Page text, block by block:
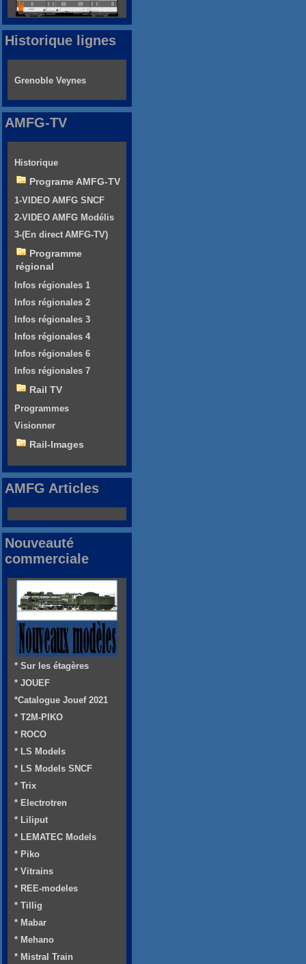
Historique lignes
Grenoble Veynes
AMFG-TV
Historique
Programe AMFG-TV
1-VIDEO AMFG SNCF
2-VIDEO AMFG Modélis
3-(En direct AMFG-TV)
Programme
régional
Infos régionales 1
Infos régionales 2
Infos régionales 3
Infos régionales 4
Infos régionales 6
Infos régionales 7
Rail TV
Programmes
Visionner
Rail-Images
AMFG Articles
Nouveauté
commerciale
* Sur les étagères
* JOUEF
*Catalogue Jouef 2021
* T2M-PIKO
* ROCO
* LS Models
* LS Models SNCF
* Trix
* Electrotren
* Liliput
* LEMATEC Models
* Piko
* Vitrains
* REE-modeles
* Tillig
* Mabar
* Mehano
* Mistral Train